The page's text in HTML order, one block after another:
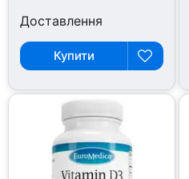
Доставлення
Купити